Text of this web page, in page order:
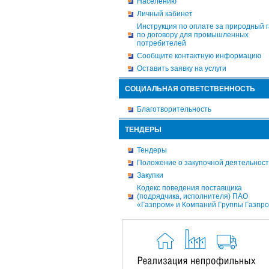
Личный кабинет
Инструкция по оплате за природный
по договору для промышленных
потребителей
Сообщите контактную информацию
Оставить заявку на услуги
СОЦИАЛЬНАЯ ОТВЕТСТВЕННОСТЬ
Благотворительность
ТЕНДЕРЫ
Тендеры
Положение о закупочной
Закупки
Кодекс поведения поставщика
(подрядчика, исполнителя) ПАО
«Газпром» и Компаний Группы